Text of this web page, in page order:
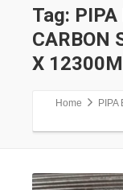
Tag: PIPA
CARBON
X
Home